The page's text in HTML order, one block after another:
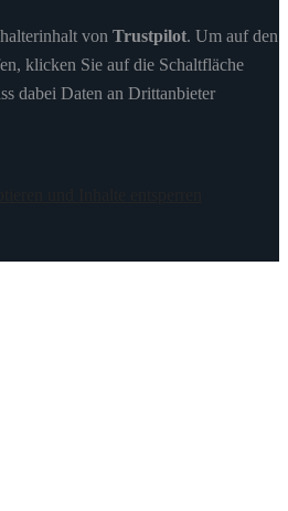
von Trustpilot. Um auf den
klicken Sie auf die Schaltfläche
dabei Daten an Drittanbieter